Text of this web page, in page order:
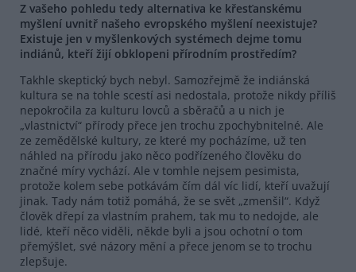
Z vašeho pohledu tedy alternativa ke křesťanskému
myšlení uvnitř našeho evropského myšlení neexistuje?
Existuje jen v myšlenkových systémech dejme tomu
indiánů, kteří žijí obklopeni přírodním prostředím?
Takhle skeptický bych nebyl. Samozřejmě že indiánská
kultura se na tohle scestí asi nedostala, protože nikdy příliš
nepokročila za kulturu lovců a sběračů a u nich je
„vlastnictví“ přírody přece jen trochu zpochybnitelné. Ale
ze zemědělské kultury, ze které my pocházíme, už ten
náhled na přírodu jako něco podřízeného člověku do
značné míry vychází. Ale v tomhle nejsem pesimista,
protože kolem sebe potkávám čím dál víc lidí, kteří uvažují
jinak. Tady nám totiž pomáhá, že se svět „zmenšil“. Když
člověk dřepí za vlastním prahem, tak mu to nedojde, ale
lidé, kteří něco viděli, někde byli a jsou ochotní o tom
přemýšlet, své názory mění a přece jenom se to trochu
zlepšuje.